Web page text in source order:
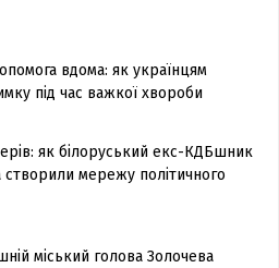
вдома: як українцям
під час важкої хвороби
як білоруський екс-КДБшник
мережу політичного
міський голова Золочева